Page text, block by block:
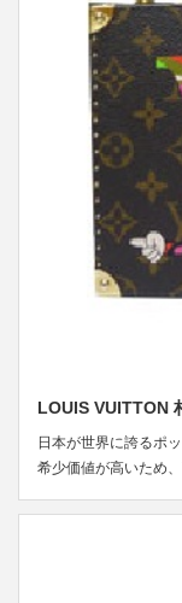
LOUIS VUITTON
日本が世界に誇るポ
希少価値が高いため